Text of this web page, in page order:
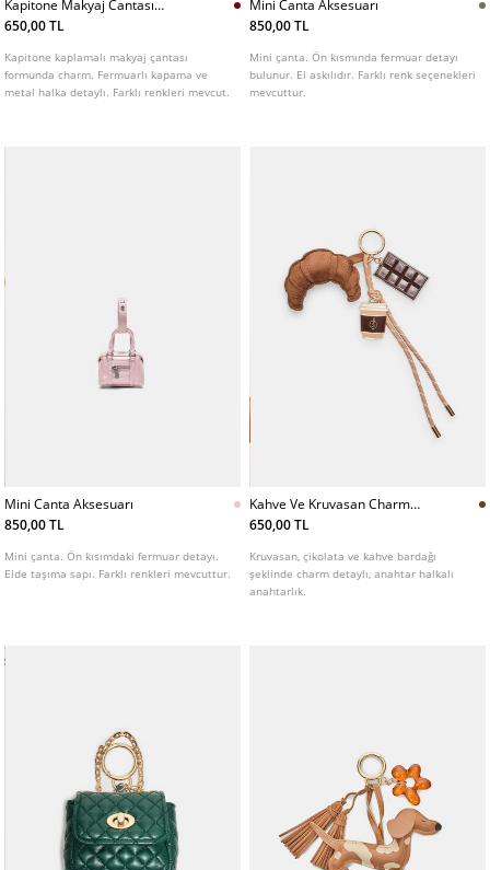
Kapitone Makyaj Cantası
Charm
650,00 TL
Kapitone kaplamalı makyaj çantası
formunda charm. Fermuarlı kapama ve
metal halka detaylı. Farklı renkleri mevcut.
Mini Canta Aksesuarı
850,00 TL
Mini çanta. Ön kısmında fermuar detayı
bulunur. El askılıdır. Farklı renk seçenekleri
mevcuttur.
Mini Canta Aksesuarı
850,00 TL
Mini çanta. Ön kısımdaki fermuar detayı.
Elde taşıma sapı. Farklı renkleri mevcuttur.
Kahve Ve Kruvasan Charm
Anahtarlık L03037908
650,00 TL
Kruvasan, çikolata ve kahve bardağı
şeklinde charm detaylı, anahtar halkalı
anahtarlık.